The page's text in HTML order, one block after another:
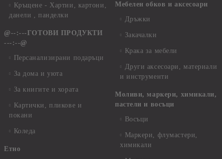
Кръщене - Хартии, картони,
данели , панделки
@--:---ГОТОВИ ПРОДУКТИ
---:--@
Персанализирани подаръци
За дома и уюта
За книгите и хората
Картички, пликове и
покани
Коледа
Етно
Мебелен обков и аксесоари
Дръжки
Закачалки
Крака за мебели
Други аксесоари, материали
и инструменти
Моливи, маркери, химикали,
пастели и восъци
Восъци
Маркери, флумастери,
химикали